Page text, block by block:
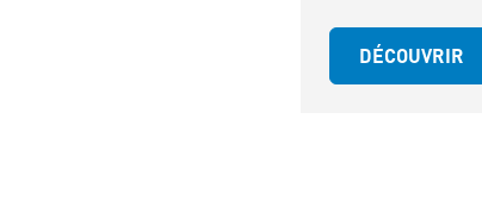
DÉCOUVRIR